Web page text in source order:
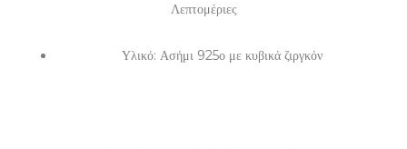
Λεπτομέριες
Υλικό: Ασήμι 925ο με κυβικά ζιργκόν